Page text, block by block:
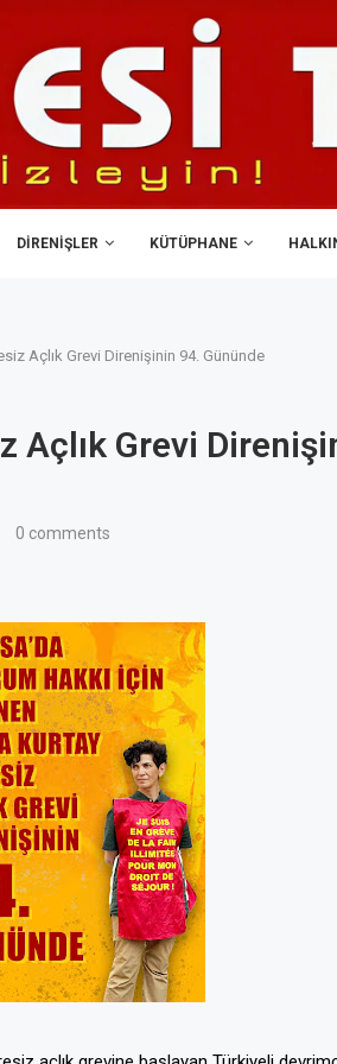
DIRENIŞLER KÜTÜPHANE
Açlık Grevi Direnişinin 94. Gününde
Açlık Grevi
0 comments